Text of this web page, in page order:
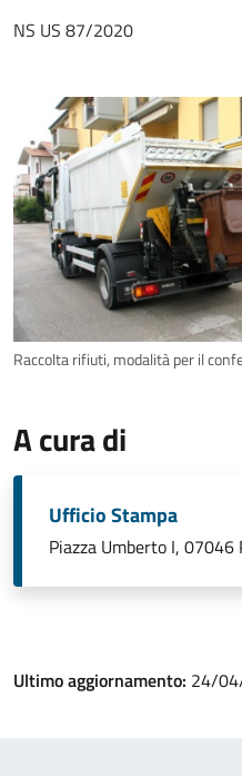
NS US 87/2020
Raccolta rifiuti, modalità per il
A cura di
Ufficio Stampa
Piazza Umberto I, 07046
Ultimo aggiornamento: 24/